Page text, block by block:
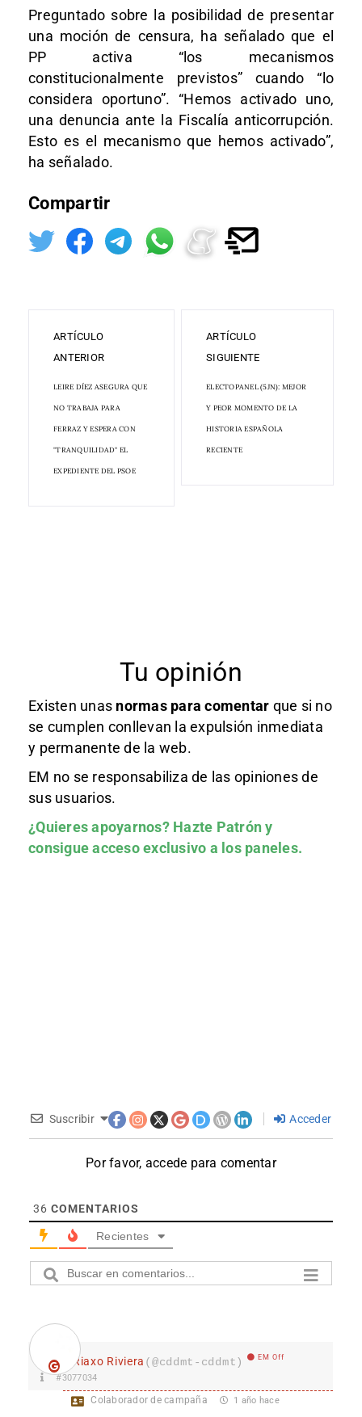
Preguntado sobre la posibilidad de presentar
una moción de censura, ha señalado que el
PP activa “los mecanismos
constitucionalmente previstos” cuando “lo
considera oportuno”. “Hemos activado uno,
una denuncia ante la Fiscalía anticorrupción.
Esto es el mecanismo que hemos activado”,
ha señalado.
Compartir
ARTÍCULO
ANTERIOR
LEIRE DÍEZ ASEGURA QUE
NO TRABAJA PARA
FERRAZ Y ESPERA CON
"TRANQUILIDAD" EL
EXPEDIENTE DEL PSOE
ARTÍCULO
SIGUIENTE
ELECTOPANEL (5JN): MEJOR
Y PEOR MOMENTO DE LA
HISTORIA ESPAÑOLA
RECIENTE
Tu opinión
Existen unas normas para comentar que si no
se cumplen conllevan la expulsión inmediata
y permanente de la web.
EM no se responsabiliza de las opiniones de
sus usuarios.
¿Quieres apoyarnos? Hazte Patróny
consigue acceso exclusivo a los paneles.
Suscribir Acceder
Por favor, accede para comentar
36 COMENTARIOS
Recientes
Riaxo Riviera (@cddmt-cddmt) EM Off
#3077034
Colaborador de campaña 1 año hace